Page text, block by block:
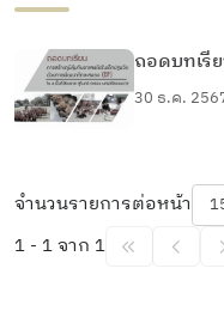
ถอดบทเรี
ภูมิภาค
30 ธ.ค.
จำนวนรายการต่อหน้า
1 - 1 จาก 1